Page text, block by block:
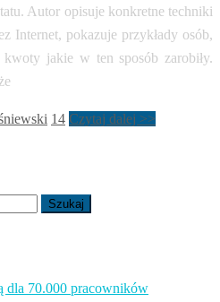
Autor opisuje konkretne techniki
Internet, pokazuje przykłady osób,
jakie w ten sposób zarobiły.
14 Czytaj dalej >>
dla 70.000 pracowników